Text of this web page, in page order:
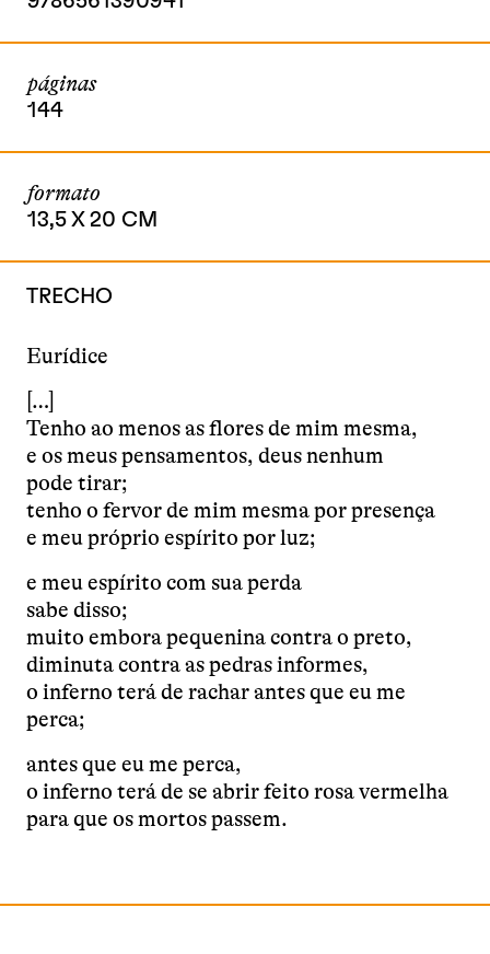
páginas
144
formato
13,5 X 20 CM
TRECHO
Eurídice
[…]
Tenho ao menos as flores de mim mesma,
e os meus pensamentos, deus nenhum
pode tirar;
tenho o fervor de mim mesma por presença
e meu próprio espírito por luz;
e meu espírito com sua perda
sabe disso;
muito embora pequenina contra o preto,
diminuta contra as pedras informes,
o inferno terá de rachar antes que eu me
perca;
antes que eu me perca,
o inferno terá de se abrir feito rosa vermelha
para que os mortos passem.